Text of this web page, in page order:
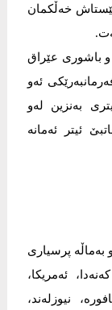
خەڵکمان
١٤٠ و ناوەڕاست و باشوری عێراق
ئەو
بەنزین لەو
ئیتر ئەمانە
بەماڵە پرسیاری
ئەمریکا،
نیوزلەند،